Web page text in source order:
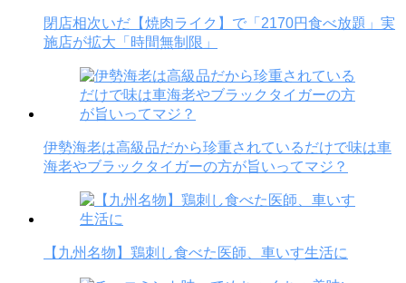
閉店相次いだ【焼肉ライク】で「2170円食べ放題」実
施店が拡大「時間無制限」
伊勢海老は高級品だから珍重されているだけで味は車
海老やブラックタイガーの方が旨いってマジ？
【九州名物】鶏刺し食べた医師、車いす生活に